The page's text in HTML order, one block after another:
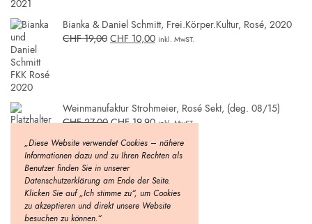
Bianka & Daniel Schmitt, Frei.Körper.Kultur, Rosé, 2020
CHF19,00 CHF 10,00 inkl. MwST.
Weinmanufaktur Strohmeier, Rosé Sekt, (deg. 08/15)
CHF27,00 CHF19,90 inkl. MwST.
„Diese Website verwendet Cookies – nähere
Informationen dazu und zu Ihren Rechten als
Benutzer finden Sie in unserer
Datenschutzerklärung am Ende der Seite.
Klicken Sie auf „Ich stimme zu“, um Cookies
zu akzeptieren und direkt unsere Website
besuchen zu können.“